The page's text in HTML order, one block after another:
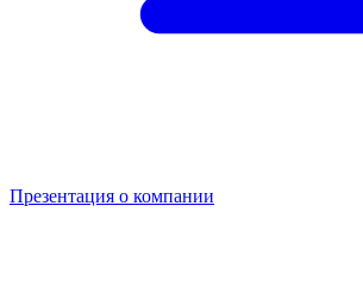
Презентация о компании